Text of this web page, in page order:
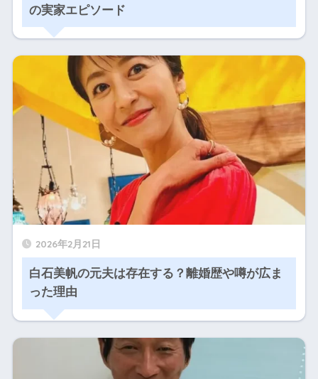
の実家エピソード
2026年2月21日
白石美帆の元夫は存在する？離婚歴や噂が広ま
った理由